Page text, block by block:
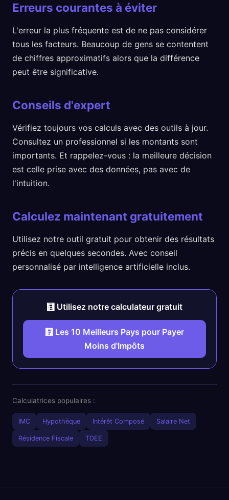
Erreurs courantes à éviter
L'erreur la plus fréquente est de ne pas considérer
tous les facteurs. Beaucoup de gens se contentent
de chiffres approximatifs alors que la différence
peut être significative.
Conseils d'expert
Vérifiez toujours vos calculs avec des outils à jour.
Consultez un professionnel si les montants sont
importants. Et rappelez-vous : la meilleure décision
est celle prise avec des données, pas avec de
l'intuition.
Calculez maintenant gratuitement
Utilisez notre outil gratuit pour obtenir des résultats
précis en quelques secondes. Avec conseil
personnalisé par intelligence artificielle inclus.
🧮 Utilisez notre calculateur gratuit
🧮 Les 10 Meilleurs Pays pour Payer
Moins d'Impôts
Calculatrices populaires :
IMC Hypothèque Intérêt Composé Salaire Net
Résidence Fiscale TDEE